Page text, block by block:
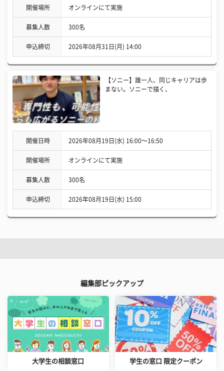
開催場所 オンラインにて実施
募集人数 300名
申込締切 2026年08月31日(月) 14:00
【ソニー】誰一人、同じキャリアは歩
まない。ソニーで描く、
開催日時 2026年08月19日(水) 16:00〜16:50
開催場所 オンラインにて実施
募集人数 300名
申込締切 2026年08月19日(水) 15:00
編集部ピックアップ
大学生の相談窓口 学生の窓口 限定クーポン